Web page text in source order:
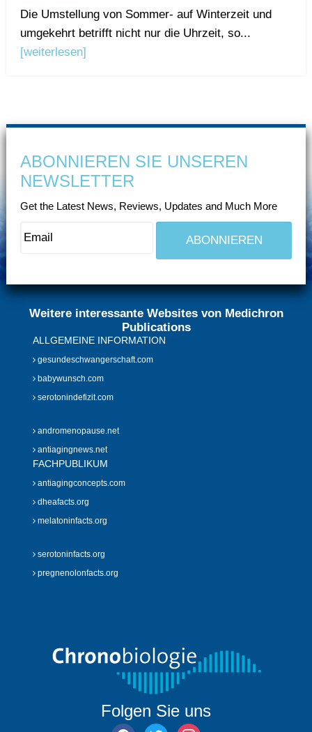
Die Umstellung von Sommer- auf Winterzeit und
umgekehrt betrifft nicht nur die Uhrzeit, so...
[weiterlesen]
ABONNIEREN SIE UNSEREN
NEWSLETTER
Get the Latest News, Reviews, Updates and Much More
Weitere interessante Websites von Medichron
Publications
ALLGEMEINE INFORMATION
gesundeschwangerschaft.com
babywunsch.com
serotonindefizit.com
andromenopause.net
antiagingnews.net
FACHPUBLIKUM
antiagingconcepts.com
dheafacts.org
melatoninfacts.org
serotoninfacts.org
pregnenolonfacts.org
Folgen Sie uns